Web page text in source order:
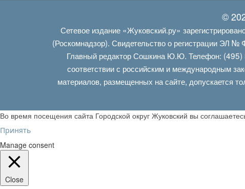
©
Сетевое издание «Жуковский.ру»
(Роскомнадзор). Свидетельство о регистрации ЭЛ
Главный редактор Сошкина Ю.Ю. Телефон: (495)
соответствии с российским и международным
материалов, размещенных на сайте, допускается
Во время посещения сайта Городской округ Жуковский вы
Принять
Manage consent
Close